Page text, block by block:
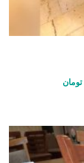
تومان